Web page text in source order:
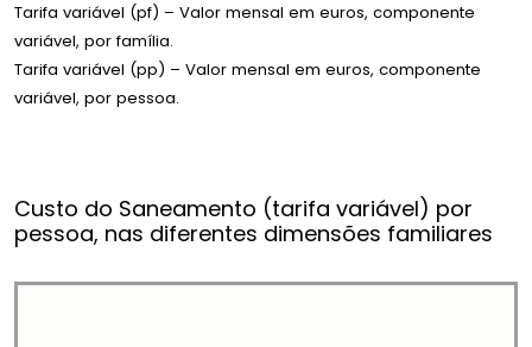
Tarifa variável (pf) – Valor mensal em euros, componente
variável, por família.
Tarifa variável (pp) – Valor mensal em euros, componente
variável, por pessoa.
Custo do Saneamento (tarifa variável) por
pessoa, nas diferentes dimensões familiares